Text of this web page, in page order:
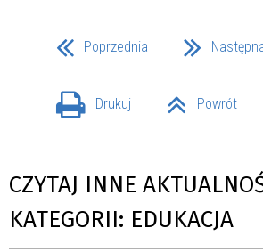
Poprzednia
Drukuj Powrót
CZYTAJ INNE
KATEGORII: EDUKACJA